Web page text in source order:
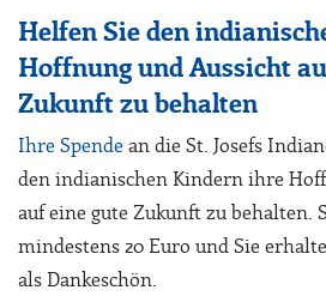
Helfen Sie den
Hoffnung und Aussicht
Zukunft zu behalten
Ihre Spende an die St. Josefs
den indianischen Kindern ihre
auf eine gute Zukunft zu behalten.
mindestens 20 Euro und Sie
als Dankeschön.